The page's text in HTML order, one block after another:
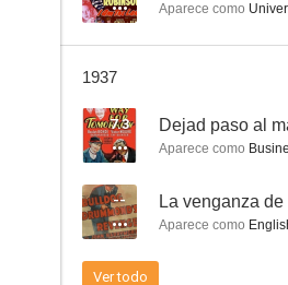
--
Aparece como
1937
7.3 Dejad paso al
Aparece como
-- La venganza
Aparece como
Ver todo